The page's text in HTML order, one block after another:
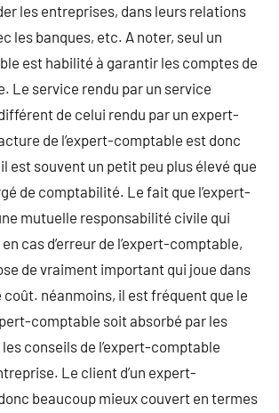
les entreprises, dans leurs relations
les banques, etc. A noter, seul un
est habilité à garantir les comptes de
Le service rendu par un service
de celui rendu par un expert-
de l’expert-comptable est donc
est souvent un petit peu plus élevé que
de comptabilité. Le fait que l’expert-
mutuelle responsabilité civile qui
cas d’erreur de l’expert-comptable,
de vraiment important qui joue dans
néanmoins, il est fréquent que le
comptable soit absorbé par les
conseils de l’expert-comptable
Le client d’un expert-
beaucoup mieux couvert en termes